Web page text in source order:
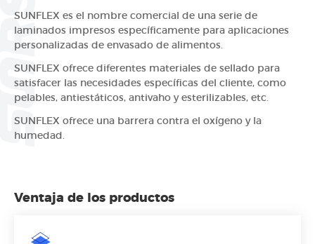
SUNFLEX es el nombre comercial de una serie de
laminados impresos específicamente para aplicaciones
personalizadas de envasado de alimentos.
SUNFLEX ofrece diferentes materiales de sellado para
satisfacer las necesidades específicas del cliente, como
pelables, antiestáticos, antivaho y esterilizables, etc.
SUNFLEX ofrece una barrera contra el oxígeno y la
humedad.
Ventaja de los productos